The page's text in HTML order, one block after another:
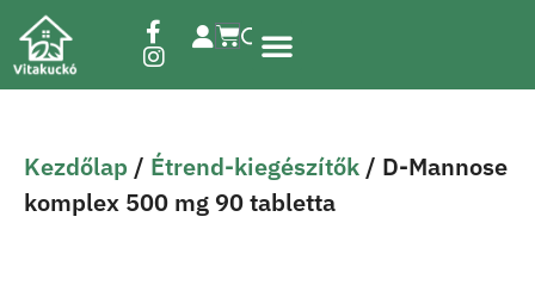
Kezdőlap / Étrend-kiegészítők / D-Mannose
komplex 500 mg 90 tabletta